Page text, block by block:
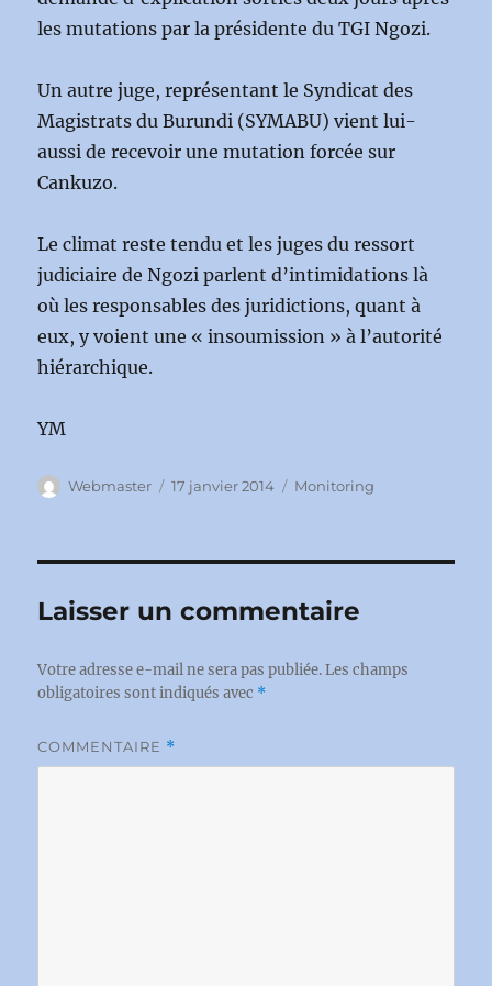
les mutations par la présidente du TGI Ngozi.
Un autre juge, représentant le Syndicat des
Magistrats du Burundi (SYMABU) vient lui-
aussi de recevoir une mutation forcée sur
Cankuzo.
Le climat reste tendu et les juges du ressort
judiciaire de Ngozi parlent d’intimidations là
où les responsables des juridictions, quant à
eux, y voient une « insoumission » à l’autorité
hiérarchique.
YM
Auteur
Webmaster
Publié
17 janvier 2014 Catégories
Monitoring
Laisser un commentaire
Votre adresse e-mail ne sera pas publiée. Les champs
obligatoires sont indiqués avec *
COMMENTAIRE *